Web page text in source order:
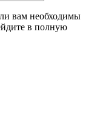
вам необходимы
в полную